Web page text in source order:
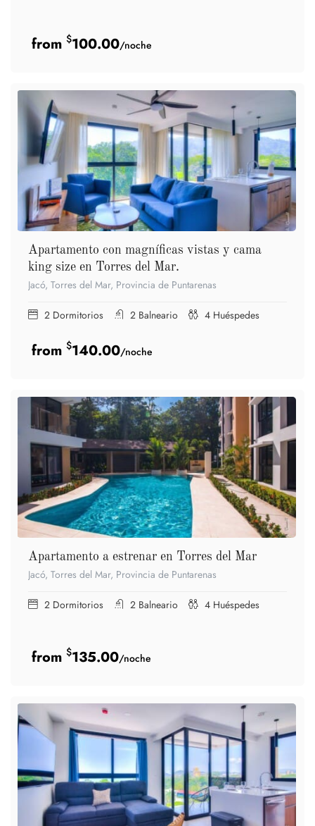
$100.00/noche
Apartamento con magníficas vistas y cama
king size en Torres del Mar.
Jacó, Torres del Mar, Provincia de Puntarenas
2 Dormitorios 2 Balneario 4 Huéspedes
$140.00/noche
Apartamento a estrenar en Torres del Mar
Jacó, Torres del Mar, Provincia de Puntarenas
2 Dormitorios 2 Balneario 4 Huéspedes
$135.00/noche